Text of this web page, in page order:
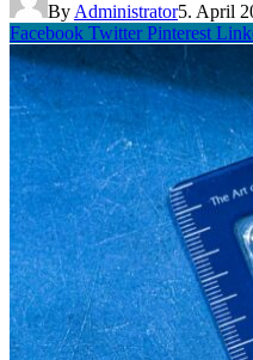
By Administrator5. April
Facebook Twitter Pinterest